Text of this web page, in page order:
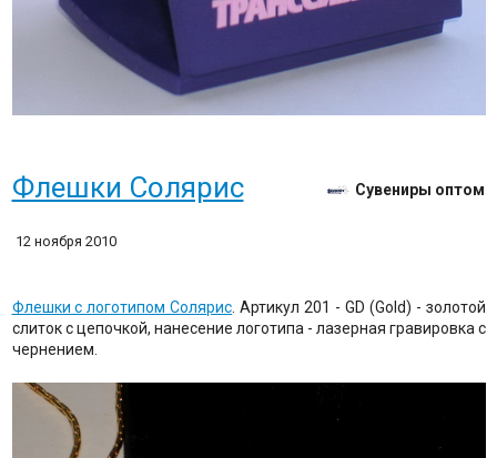
Флешки Солярис Сувениры оптом
12 ноября 2010
Флешки с логотипом Солярис . Артикул 201 - GD (Gold) - золотой
слиток с цепочкой, нанесение логотипа - лазерная гравировка с
чернением.